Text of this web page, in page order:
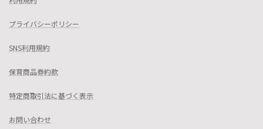
プライバシーポリシー
SNS利用規約
保育商品券約款
特定商取引法に基づく表示
お問い合わせ